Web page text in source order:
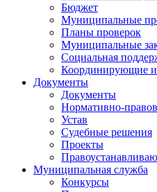
Бюджет
Муниципальные
Планы проверок
Муниципальные
Социальная
Координирующие и
Документы
Документы
Нормативно-
Устав
Судебные решения
Проекты
Муниципальная служба
Конкурсы